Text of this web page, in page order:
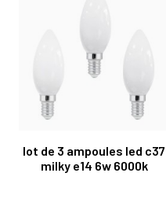
lot de 3 ampoules led c37
milky e14 6w 6000k